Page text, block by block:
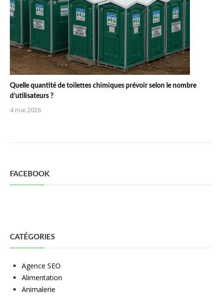
Quelle quantité de toilettes chimiques prévoir selon le nombre
d’utilisateurs ?
4 mai 2026
FACEBOOK
CATÉGORIES
Agence SEO
Alimentation
Animalerie